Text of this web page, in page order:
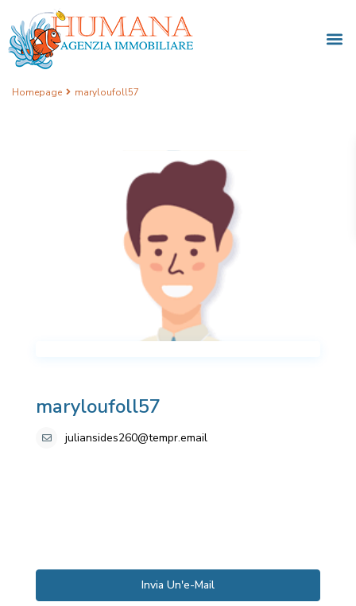
Homepage maryloufoll57
maryloufoll57
juliansides260@tempr.email
Invia Un'e-Mail